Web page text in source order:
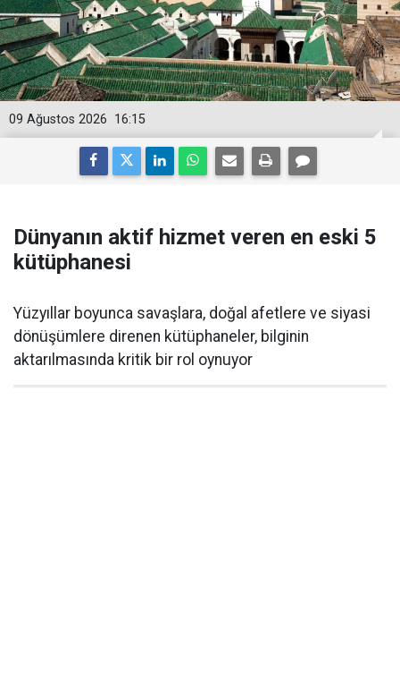
16:15
09 Ağustos 2026
Dünyanın aktif hizmet veren en eski 5
kütüphanesi
Yüzyıllar boyunca savaşlara, doğal afetlere ve siyasi
dönüşümlere direnen kütüphaneler, bilginin
aktarılmasında kritik bir rol oynuyor